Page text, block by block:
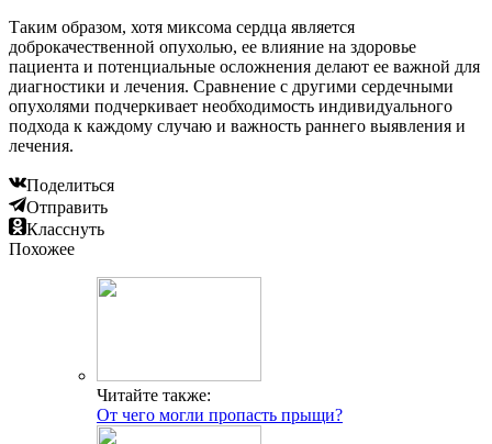
Таким образом, хотя миксома сердца является
доброкачественной опухолью, ее влияние на здоровье
пациента и потенциальные осложнения делают ее важной для
диагностики и лечения. Сравнение с другими сердечными
опухолями подчеркивает необходимость индивидуального
подхода к каждому случаю и важность раннего выявления и
лечения.
Поделиться
Отправить
Класснуть
Похожее
Читайте также:
От чего могли пропасть прыщи?